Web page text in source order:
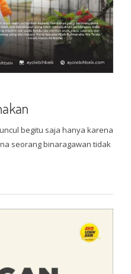
begitu saja hanya karena
seorang binaragawan tidak